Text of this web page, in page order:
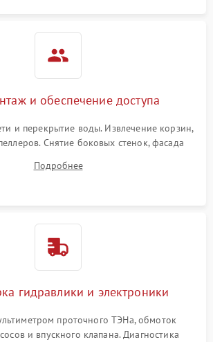
и обеспечение доступа
и перекрытие воды. Извлечение корзин,
Снятие боковых стенок, фасада
насосу, ТЭНу и сливной помпе.
Подробнее
гидравлики и электроники
проточного ТЭНа, обмоток
и впускного клапана. Диагностика